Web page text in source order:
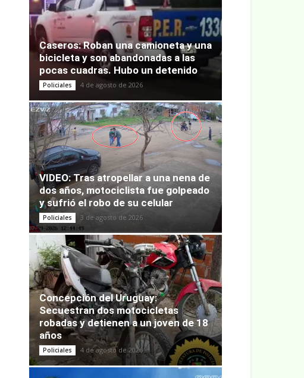
Caseros: Roban una camioneta y una
bicicleta y son abandonadas a las
pocas cuadras. Hubo un detenido
Policiales 4 de agosto de 2026
VIDEO: Tras atropellar a una nena de
dos años, motociclista fue golpeado
y sufrió el robo de su celular
Policiales 3 de agosto de 2026
Concepción del Uruguay:
Secuestran dos motocicletas
robadas y detienen a un joven de 18
años
Policiales 4 de agosto de 2026